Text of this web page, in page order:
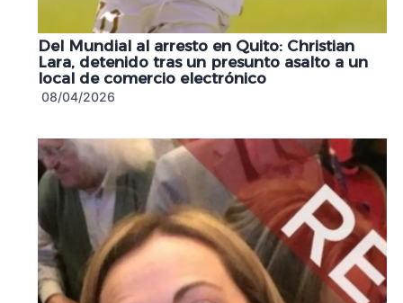
Del Mundial al arresto en Quito: Christian
Lara, detenido tras un presunto asalto a un
local de comercio electrónico
08/04/2026